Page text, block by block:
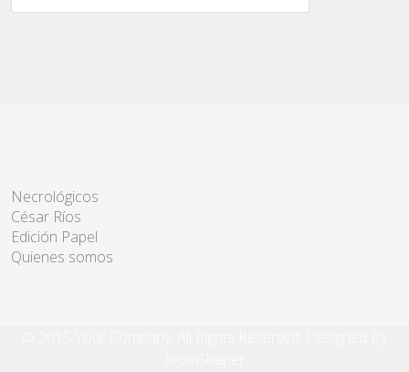
Necrológicos
César Ríos
Edición Papel
Quienes somos